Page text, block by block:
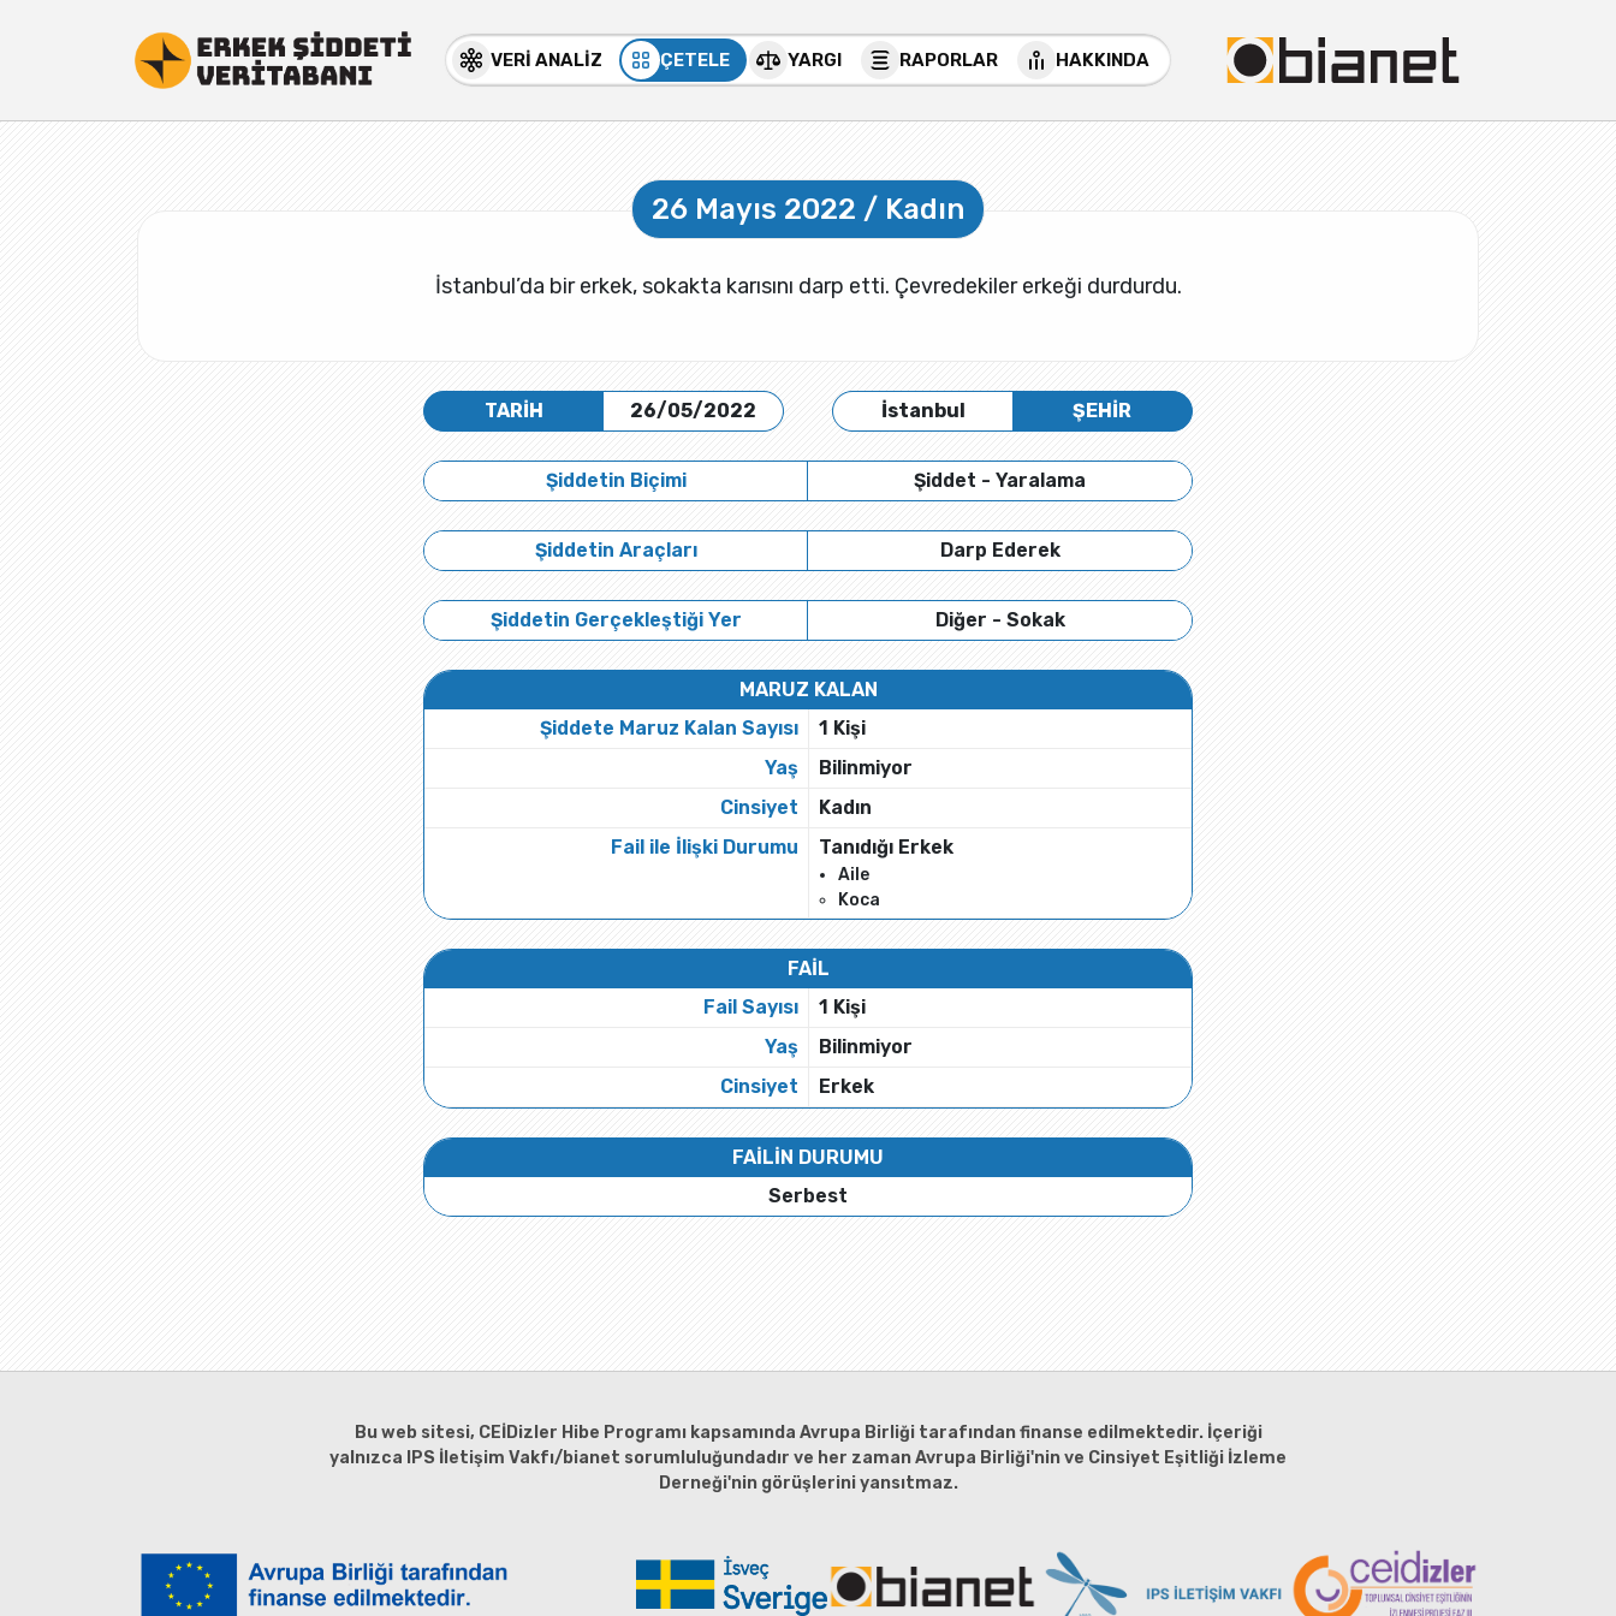
VERİ ANALİZ ÇETELE YARGI RAPORLAR HAKKINDA
26 Mayıs 2022 / Kadın
İstanbul’da bir erkek, sokakta karısını darp etti. Çevredekiler erkeği durdurdu.
TARİH 26/05/2022 İstanbul ŞEHİR
Şiddetin Biçimi Şiddet - Yaralama
Şiddetin Araçları Darp Ederek
Şiddetin Gerçekleştiği Yer Diğer - Sokak
MARUZ KALAN
Şiddete Maruz Kalan Sayısı
1 Kişi
Yaş
Bilinmiyor
Cinsiyet
Kadın
Fail ile İlişki Durumu
Tanıdığı Erkek
Aile
Koca
FAİL
Fail Sayısı
1 Kişi
Yaş
Bilinmiyor
Cinsiyet
Erkek
FAİLİN DURUMU
Serbest
Bu web sitesi, CEİDizler Hibe Programı kapsamında Avrupa Birliği tarafından finanse edilmektedir. İçeriği
yalnızca IPS İletişim Vakfı/bianet sorumluluğundadır ve her zaman Avrupa Birliği'nin ve Cinsiyet Eşitliği İzleme
Derneği'nin görüşlerini yansıtmaz.